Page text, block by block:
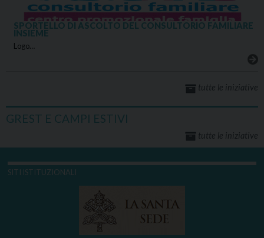
SPORTELLO DI ASCOLTO DEL CONSULTORIO FAMILIARE
INSIEME
Logo…
tutte le iniziative
GREST E CAMPI ESTIVI
tutte le iniziative
SITI ISTITUZIONALI